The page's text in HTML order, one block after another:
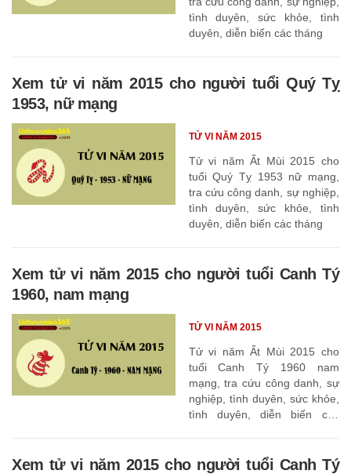
tình duyên, sức khỏe, tình
duyên, diễn biến các tháng
Xem tử vi năm 2015 cho người tuổi Quý Tỵ
1953, nữ mạng
Tử vi năm Ất Mùi 2015 cho
tuổi Quý Tỵ 1953 nữ mạng,
tra cứu công danh, sự nghiệp,
tình duyên, sức khỏe, tình
duyên, diễn biến các tháng
TỬ VI NĂM 2015
Xem tử vi năm 2015 cho người tuổi Canh Tý
1960, nam mạng
Tử vi năm Ất Mùi 2015 cho
tuổi Canh Tý 1960 nam
mạng, tra cứu công danh, sự
nghiệp, tình duyên, sức khỏe,
tình duyên, diễn biến các
TỬ VI NĂM 2015
Xem tử vi năm 2015 cho người tuổi Canh Tý